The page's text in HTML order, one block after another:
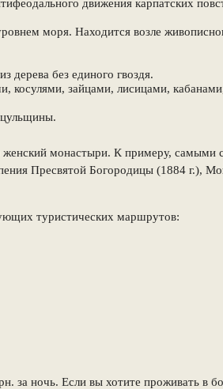
движения карпатских
моря. Находится возле
дерева без единого гвоздя.
косулями, зайцами, лисицами,
монастыри. К примеру, самыми
Пресвятой Богородицы (1884 г.),
туристических маршрутов:
за ночь. Если вы хотите проживать в